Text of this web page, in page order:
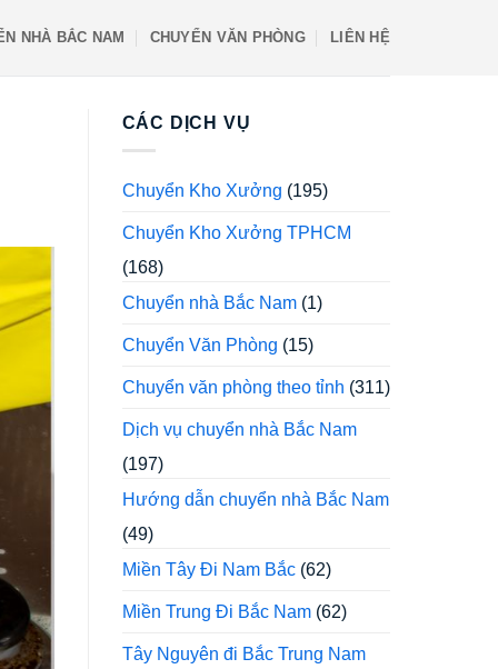
NHÀ BẮC NAM CHUYỂN VĂN PHÒNG LIÊN HỆ
CÁC DỊCH VỤ
Chuyển Kho Xưởng (195)
Chuyển Kho Xưởng TPHCM
(168)
Chuyển nhà Bắc Nam(1)
Chuyển Văn Phòng (15)
Chuyển văn phòng theo tỉnh (311)
Dịch vụ chuyển nhà Bắc Nam
(197)
Hướng dẫn chuyển nhà Bắc Nam
(49)
Miền Tây Đi Nam Bắc(62)
Miền Trung Đi Bắc Nam(62)
Tây Nguyên đi Bắc Trung Nam